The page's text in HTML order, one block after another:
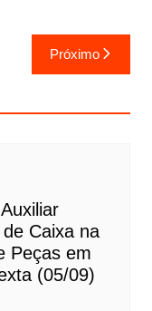
Próximo
Caixa na
Peças em
(05/09)